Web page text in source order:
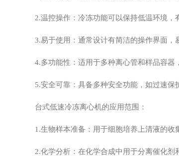
2.温控操作：冷冻功能可以保持低温环境，
3.易于使用：通常设计有简洁的操作界面，
4.多功能性：适用于多种离心管和样品容器
5.安全可靠：具备多种安全功能，如过速保
台式低速冷冻离心机的应用范围：
1.生物样本准备：用于细胞培养上清液的收
2.化学分析：在化学合成中用于分离催化剂